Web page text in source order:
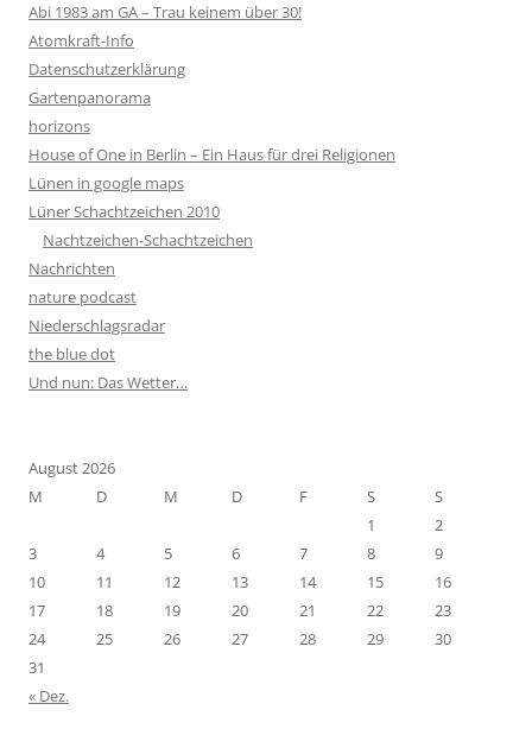
Abi 1983 am GA – Trau keinem über 30!
Atomkraft-Info
Datenschutzerklärung
Gartenpanorama
horizons
House of One in Berlin – Ein Haus für drei Religionen
Lünen in google maps
Lüner Schachtzeichen 2010
Nachtzeichen-Schachtzeichen
Nachrichten
nature podcast
Niederschlagsradar
the blue dot
Und nun: Das Wetter…
August 2026
M
D M D F S
S
1
2
3
4 5 6 7 8
9
10
11 12 13 14 15
16
17
18 19 20 21 22
23
24
25 26 27 28 29
30
31
« Dez.